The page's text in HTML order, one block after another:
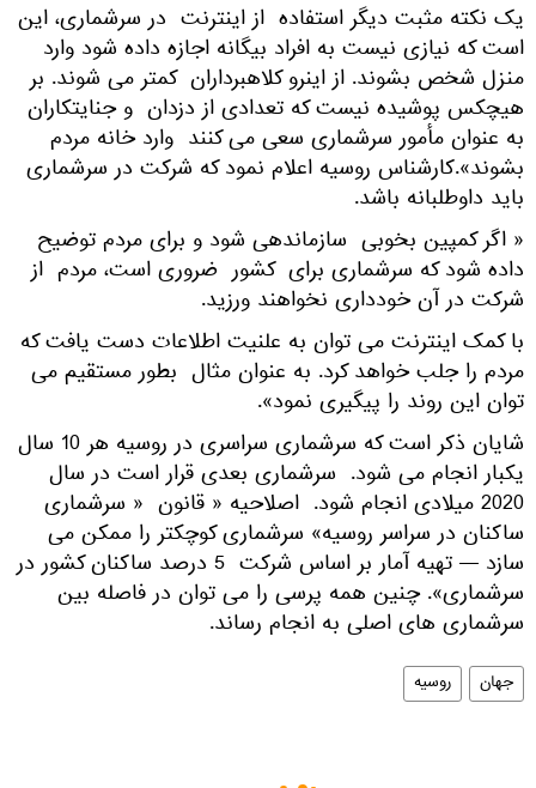
یک نکته مثبت دیگر استفاده از اینترنت در سرشماری، این
است که نیازی نیست به افراد بیگانه اجازه داده شود وارد
منزل شخص بشوند. از اینرو کلاهبرداران کمتر می شوند. بر
هیچکس پوشیده نیست که تعدادی از دزدان و جنایتکاران
به عنوان مأمور سرشماری سعی می کنند وارد خانه مردم
بشوند».کارشناس روسیه اعلام نمود که شرکت در سرشماری
باید داوطلبانه باشد.
« اگر کمپین بخوبی سازماندهی شود و برای مردم توضیح
داده شود که سرشماری برای کشور ضروری است، مردم از
شرکت در آن خودداری نخواهند ورزید.
با کمک اینترنت می توان به علنیت اطلاعات دست یافت که
مردم را جلب خواهد کرد. به عنوان مثال بطور مستقیم می
توان این روند را پیگیری نمود».
شایان ذکر است که سرشماری سراسری در روسیه هر 10 سال
یکبار انجام می شود. سرشماری بعدی قرار است در سال
2020 میلادی انجام شود. اصلاحیه « قانون « سرشماری
ساکنان در سراسر روسیه» سرشماری کوچکتر را ممکن می
سازد — تهیه آمار بر اساس شرکت 5 درصد ساکنان کشور در
سرشماری». چنین همه پرسی را می توان در فاصله بین
سرشماری های اصلی به انجام رساند.
جهان روسیه